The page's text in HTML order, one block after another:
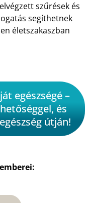
szűrések és
segíthetnek
életszakaszban
egészségé –
és
útján!